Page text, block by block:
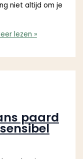
niet altijd om je
lezen »
paard